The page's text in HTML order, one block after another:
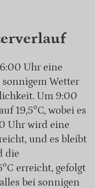
Uhr eine
sonnigem Wetter
Um 9:00
19,5°C, wobei es
Uhr wird eine
und es bleibt
die
erreicht, gefolgt
bei sonnigen